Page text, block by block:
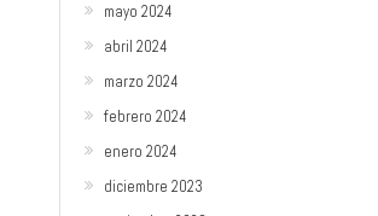
mayo 2024
abril 2024
marzo 2024
febrero 2024
enero 2024
diciembre 2023